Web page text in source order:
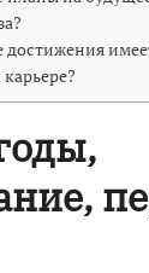
достижения